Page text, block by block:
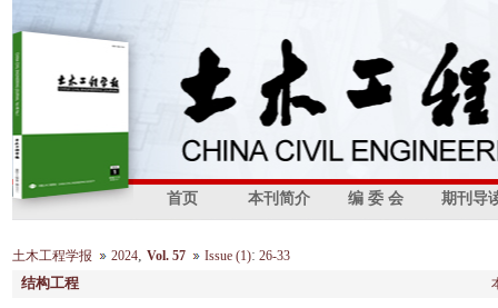
首页 本刊简介 编 委 会 期刊导
土木工程学报 2024, Vol. 57 Issue (1): 26-33
结构工程